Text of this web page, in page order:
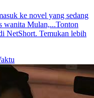
ke novel yang sedang
wanita Mulan,...Tonton
NetShort. Temukan lebih